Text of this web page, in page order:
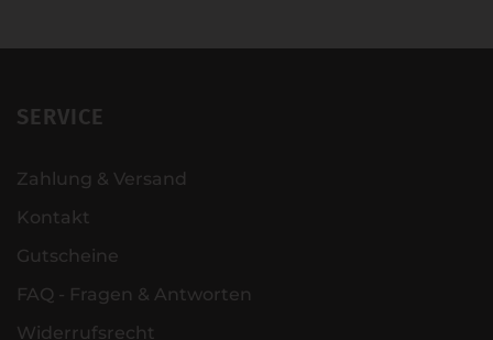
SERVICE
Zahlung & Versand
Kontakt
Gutscheine
FAQ - Fragen & Antworten
Widerrufsrecht